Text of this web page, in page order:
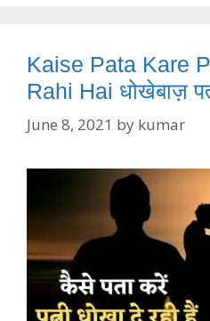
Kaise Pata Kare
Rahi Hai धोखेबाज़
June 8, 2021 by kumar